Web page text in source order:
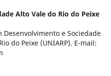
Alto Vale do Rio do Peixe
e Sociedade
do Peixe (UNIARP). E-mail: